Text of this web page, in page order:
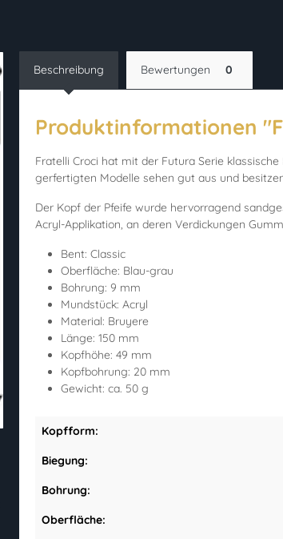
Beschreibung Bewertungen 0
Produktinformationen
Fratelli Croci hat mit der Futura Serie
gerfertigten Modelle sehen gut aus und
Der Kopf der Pfeife wurde hervorragend
Acryl-Applikation, an deren Verdickungen
Bent: Classic
Oberfläche: Blau-grau
Bohrung: 9 mm
Mundstück: Acryl
Material: Bruyere
Länge: 150 mm
Kopfhöhe: 49 mm
Kopfbohrung: 20 mm
Gewicht: ca. 50 g
Kopfform:
Biegung:
Bohrung:
Oberfläche: